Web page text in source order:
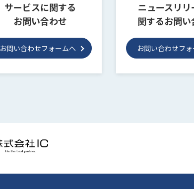
サービスに関する
お問い合わせ
お問い合わせフォームへ
ニュースリリ
関するお問い
お問い合わせフ